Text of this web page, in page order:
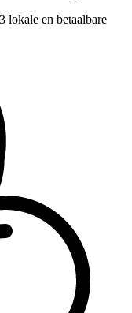
lokale en betaalbare